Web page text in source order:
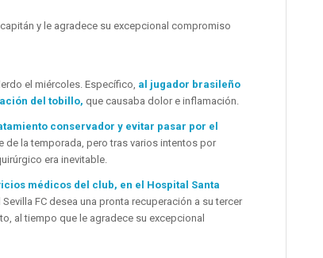
y le agradece su excepcional compromiso
el miércoles. Específico, al jugador brasileño
del tobillo, que causaba dolor e inflamación.
conservador y evitar pasar por el
de la temporada, pero tras varios intentos por
era inevitable.
médicos del club, en el Hospital Santa
Sevilla FC desea una pronta recuperación a su tercer
al tiempo que le agradece su excepcional